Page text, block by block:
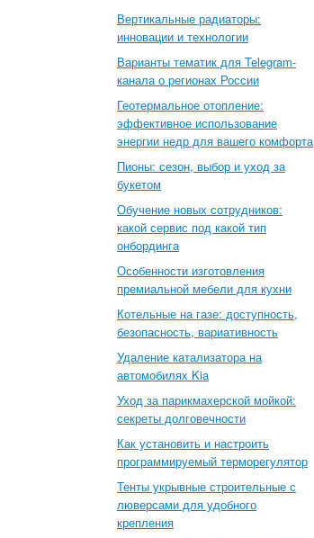
Вертикальные радиаторы:
инновации и технологии
Варианты тематик для Telegram-
канала о регионах России
Геотермальное отопление:
эффективное использование
энергии недр для вашего комфорта
Пионы: сезон, выбор и уход за
букетом
Обучение новых сотрудников:
какой сервис под какой тип
онбординга
Особенности изготовления
премиальной мебели для кухни
Котельные на газе: доступность,
безопасность, вариативность
Удаление катализатора на
автомобилях Kia
Уход за парикмахерской мойкой:
секреты долговечности
Как установить и настроить
программируемый терморегулятор
Тенты укрывные строительные с
люверсами для удобного
крепления